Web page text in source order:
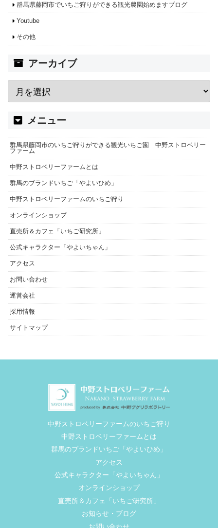
群馬県藤岡市でいちご狩りができる観光農園始めますブログ
Youtube
その他
アーカイブ
メニュー
群馬県藤岡市のいちご狩りができる観光いちご園 中野ストロベリー
ファーム
中野ストロベリーファームとは
群馬のブランドいちご「やよいひめ」
中野ストロベリーファームのいちご狩り
オンラインショップ
直売所＆カフェ「いちご研究所」
公式キャラクター「やよいちゃん」
アクセス
お問い合わせ
運営会社
採用情報
サイトマップ
中野ストロベリーファームのいちご狩り
中野ストロベリーファームとは
群馬のブランドいちご「やよいひめ」
アクセス
公式キャラクター「やよいちゃん」
オンラインショップ
直売所＆カフェ「いちご研究所」
お知らせ・ブログ
お問い合わせ